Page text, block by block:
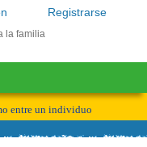
Registrarse
la familia
entre un individuo